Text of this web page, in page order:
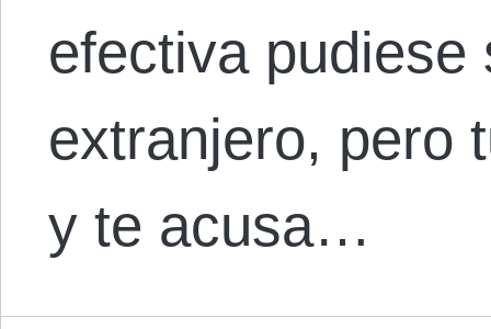
efectiva pudiese
extranjero, pero
y te acusa…